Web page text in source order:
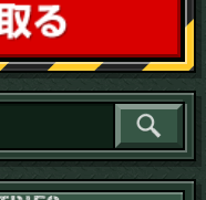
読